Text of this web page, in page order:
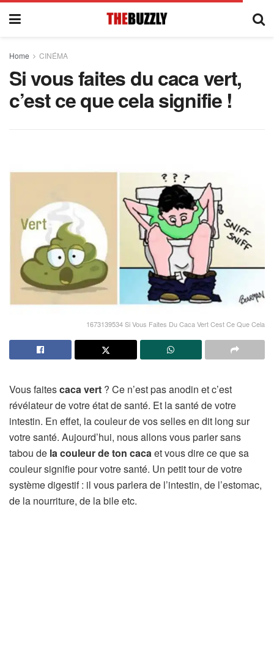
Home CINÉMA
Si vous faites du caca vert,
c’est ce que cela signifie !
1673139534 Si Vous Faites Du Caca Vert Cest Ce Que Cela
Vous faitescaca vert ? Ce n’est pas anodin et c’est
révélateur de votre état de santé. Et la santé de votre
intestin. En effet, la couleur de vos selles en dit long sur
votre santé. Aujourd’hui, nous allons vous parler sans
tabou de la couleur de ton cacaet vous dire ce que sa
couleur signifie pour votre santé. Un petit tour de votre
système digestif : il vous parlera de l’intestin, de l’estomac,
de la nourriture, de la bile etc.